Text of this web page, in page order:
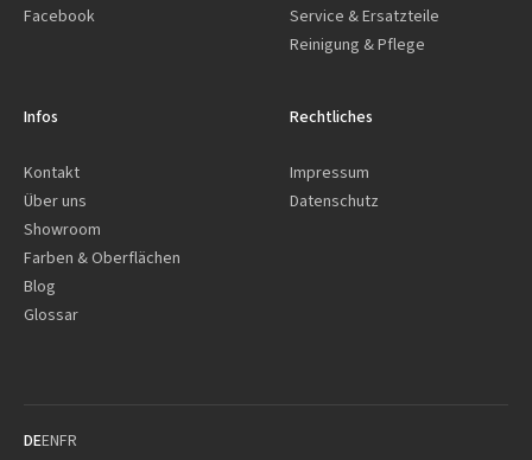
Facebook
Service & Ersatzteile
Reinigung & Pflege
Infos
Kontakt
Über uns
Showroom
Farben & Oberflächen
Blog
Glossar
Rechtliches
Impressum
Datenschutz
DEENFR